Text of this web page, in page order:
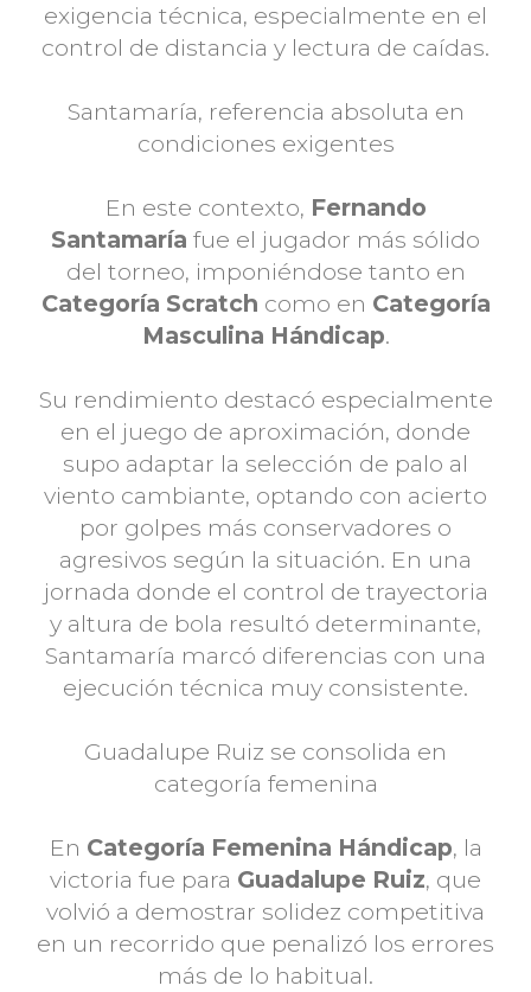
exigencia técnica, especialmente en el
control de distancia y lectura de caídas.
Santamaría, referencia absoluta en
condiciones exigentes
En este contexto, Fernando
Santamaría fue el jugador más sólido
del torneo, imponiéndose tanto en
Categoría Scratch como en Categoría
Masculina Hándicap.
Su rendimiento destacó especialmente
en el juego de aproximación, donde
supo adaptar la selección de palo al
viento cambiante, optando con acierto
por golpes más conservadores o
agresivos según la situación. En una
jornada donde el control de trayectoria
y altura de bola resultó determinante,
Santamaría marcó diferencias con una
ejecución técnica muy consistente.
Guadalupe Ruiz se consolida en
categoría femenina
En Categoría Femenina Hándicap, la
victoria fue para Guadalupe Ruiz, que
volvió a demostrar solidez competitiva
en un recorrido que penalizó los errores
más de lo habitual.